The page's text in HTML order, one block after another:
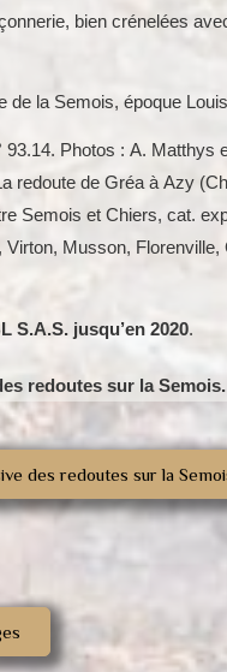
bien crénelées
de la Semois, époque
93.14. Photos : A. Matthys
redoute de Gréa à Azy
Semois et Chiers, cat.
Musson, Florenville,
S.A.S. jusqu’en 2020.
redoutes sur la Semois.
des redoutes sur la